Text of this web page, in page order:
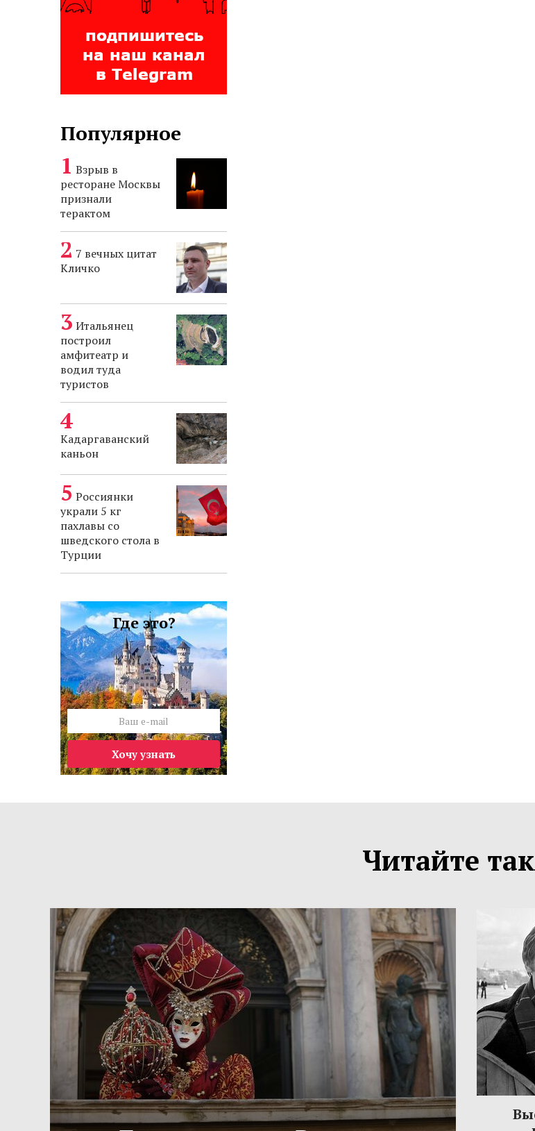
Популярное
Взрыв в
ресторане Москвы
признали
терактом
7 вечных цитат
Кличко
Итальянец
построил
амфитеатр и
водил туда
туристов
Кадаргаванский
каньон
Россиянки
украли 5 кг
пахлавы со
шведского стола в
Турции
Где это?
Хочу узнать
Читайте